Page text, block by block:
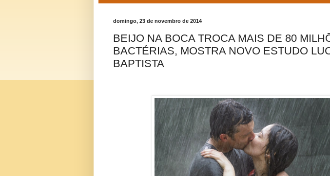
domingo, 23 de novembro de 2014
BEIJO NA BOCA TROCA MAIS DE 80
BACTÉRIAS, MOSTRA NOVO ESTUDO
BAPTISTA